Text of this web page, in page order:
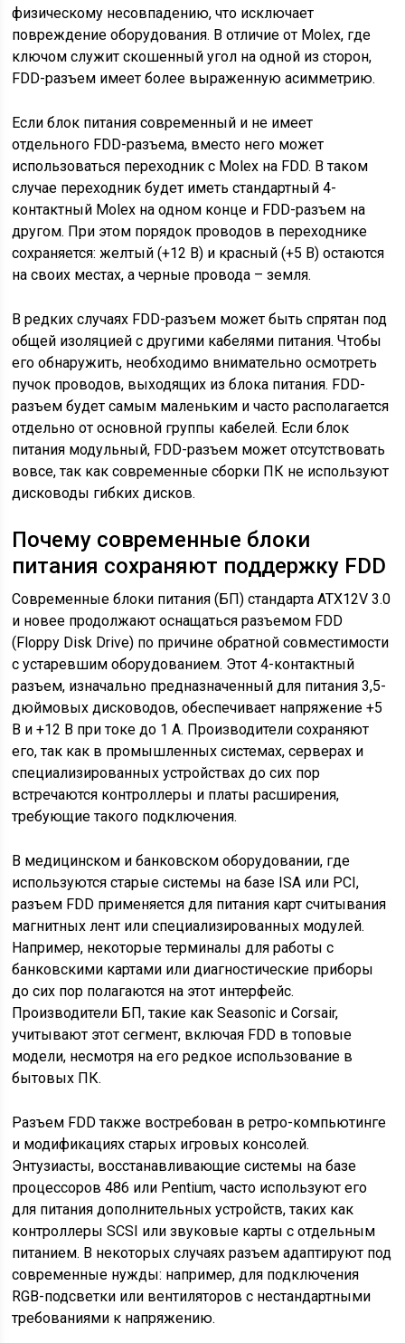
физическому несовпадению, что исключает
повреждение оборудования. В отличие от Molex, где
ключом служит скошенный угол на одной из сторон,
FDD-разъем имеет более выраженную асимметрию.
Если блок питания современный и не имеет
отдельного FDD-разъема, вместо него может
использоваться переходник с Molex на FDD. В таком
случае переходник будет иметь стандартный 4-
контактный Molex на одном конце и FDD-разъем на
другом. При этом порядок проводов в переходнике
сохраняется: желтый (+12 В) и красный (+5 В) остаются
на своих местах, а черные провода – земля.
В редких случаях FDD-разъем может быть спрятан под
общей изоляцией с другими кабелями питания. Чтобы
его обнаружить, необходимо внимательно осмотреть
пучок проводов, выходящих из блока питания. FDD-
разъем будет самым маленьким и часто располагается
отдельно от основной группы кабелей. Если блок
питания модульный, FDD-разъем может отсутствовать
вовсе, так как современные сборки ПК не используют
дисководы гибких дисков.
Почему современные блоки
питания сохраняют поддержку FDD
Современные блоки питания (БП) стандарта ATX12V 3.0
и новее продолжают оснащаться разъемом FDD
(Floppy Disk Drive) по причине обратной совместимости
с устаревшим оборудованием. Этот 4-контактный
разъем, изначально предназначенный для питания 3,5-
дюймовых дисководов, обеспечивает напряжение +5
В и +12 В при токе до 1 А. Производители сохраняют
его, так как в промышленных системах, серверах и
специализированных устройствах до сих пор
встречаются контроллеры и платы расширения,
требующие такого подключения.
В медицинском и банковском оборудовании, где
используются старые системы на базе ISA или PCI,
разъем FDD применяется для питания карт считывания
магнитных лент или специализированных модулей.
Например, некоторые терминалы для работы с
банковскими картами или диагностические приборы
до сих пор полагаются на этот интерфейс.
Производители БП, такие как Seasonic и Corsair,
учитывают этот сегмент, включая FDD в топовые
модели, несмотря на его редкое использование в
бытовых ПК.
Разъем FDD также востребован в ретро-компьютинге
и модификациях старых игровых консолей.
Энтузиасты, восстанавливающие системы на базе
процессоров 486 или Pentium, часто используют его
для питания дополнительных устройств, таких как
контроллеры SCSI или звуковые карты с отдельным
питанием. В некоторых случаях разъем адаптируют под
современные нужды: например, для подключения
RGB-подсветки или вентиляторов с нестандартными
требованиями к напряжению.